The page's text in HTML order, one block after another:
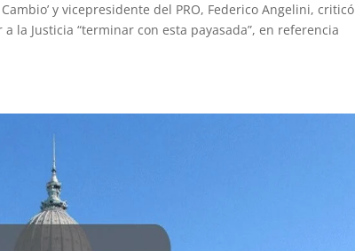
y vicepresidente del PRO, Federico Angelini, criticó
la Justicia “terminar con esta payasada”, en referencia